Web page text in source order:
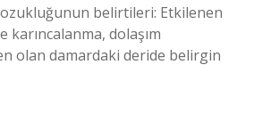
belirtileri: Etkilenen
karıncalanma, dolaşım
olan damardaki deride belirgin